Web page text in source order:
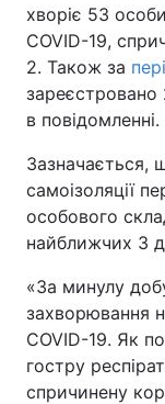
хворіє 53
COVID-19,
2. Також за
зареєстровано
в повідомленні.
Зазначається,
самоізоляції
особового
найближчих 3
«За минулу
захворювання
COVID-19. Як
гостру
спричинену